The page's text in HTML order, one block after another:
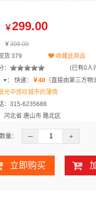
￥299.00
￥308.00
货 379
收藏此商品
：
(已有0人
： 快递： ￥40 （直接由第三方物
光中感叹城市的薄情
：315-6235688
河北省 唐山市 路北区
量： ─ +
立即购买